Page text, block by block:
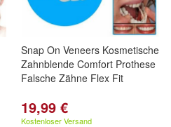
Snap On Veneers Kosmetische
Zahnblende Comfort Prothese
Falsche Zähne Flex Fit
19,99 €
Kostenloser Versand